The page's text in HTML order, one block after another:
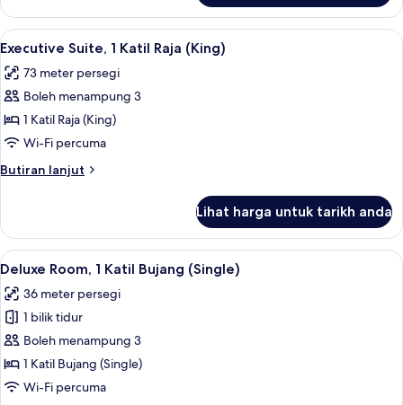
Room,
Katil
(King)
Lihat
semua
foto
untuk
Executive
Suite,
1
Katil
(King)
Executive Suite, 1 Katil Raja (King) |
11
Executive Suite, 1 Katil Raja (King)
73 meter persegi
Boleh menampung 3
1 Katil Raja (King)
Wi-Fi percuma
Butiran lanjut
Butiran
Suite,
Katil
(King)
Lihat harga untuk tarikh anda
Lihat
semua
foto
untuk
Deluxe
Room,
1
Bar mini, peti besi dalam bilik, meja,
10
Deluxe Room, 1 Katil Bujang (Single)
36 meter persegi
1 bilik tidur
Boleh menampung 3
1 Katil Bujang (Single)
Wi-Fi percuma